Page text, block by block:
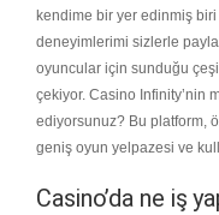
kendime bir yer edinmiş
deneyimlerimi sizlerle
oyuncular için sunduğu
çekiyor. Casino Infinity’nin
ediyorsunuz? Bu platform,
geniş oyun yelpazesi ve
Casino’da ne iş